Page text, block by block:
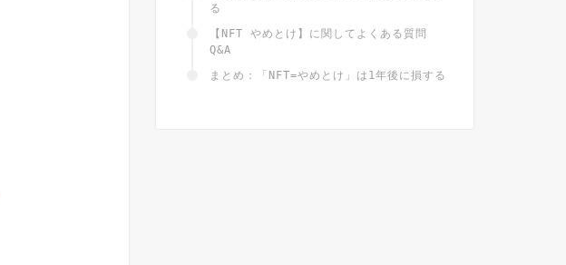
る
【NFT やめとけ】に関してよくある質問
Q&A
まとめ：「NFT=やめとけ」は1年後に損する